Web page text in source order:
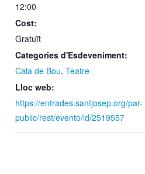
12:00
Cost:
Gratuït
Categories d'Esdeveniment:
Cala de Bou,Teatre
Lloc web:
https://entrades.santjosep.org/par-
public/rest/evento/id/2519557